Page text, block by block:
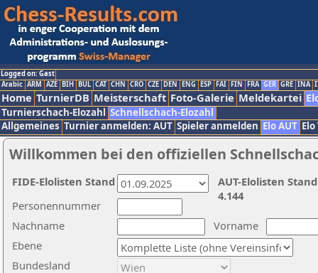
Logged on: Gast
Arabic ARM AZE BIH BUL CAT CHN CRO CZE DEN ENG ESP FAI FIN FRA GER GRE INA
Home TurnierDB Meisterschaft Foto-Galerie Meldekartei
Turnierschach-Elozahl Schnellschach-Elozahl
Allgemeines Turnier anmelden: AUT Spieler anmelden Elo AUT
Willkommen bei den offiziellen
Nachname
Vorname
Ebene
Personennummer
Bundesland
AUT-Elolisten
4.144
FIDE-Elolisten Stand